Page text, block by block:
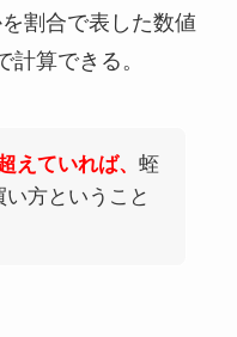
割合で表した数値
計算できる。
えていれば、 蛭
方ということ